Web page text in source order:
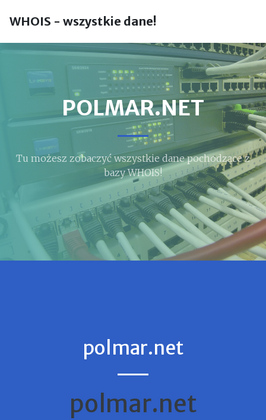
WHOIS - wszystkie dane!
POLMAR.NET
Tu możesz zobaczyć wszystkie dane pochodzące z
bazy WHOIS!
polmar.net
polmar.net